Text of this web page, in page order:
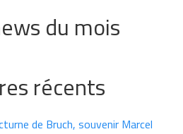
du mois
récents
de Bruch, souvenir Marcel